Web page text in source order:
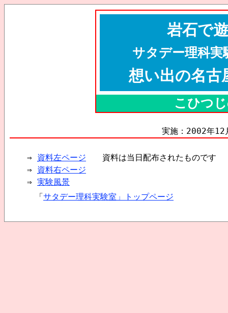
岩石で
サタデー理科
想い出の名古
こひつ
実施：2002年
⇒ 資料左ページ 資料は当日配布されたものです
⇒ 資料右ページ
⇒ 実験風景
「サタデー理科実験室」トップページ